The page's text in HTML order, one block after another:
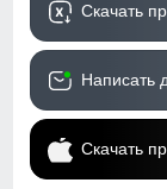
Скачать
Написать
Скачать